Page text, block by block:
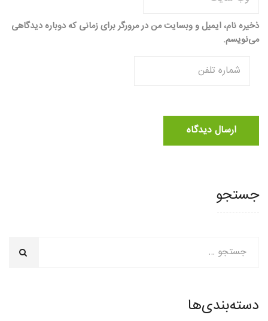
ذخیره نام، ایمیل و وبسایت من در مرورگر برای زمانی که دوباره دیدگاهی
می‌نویسم.
جستجو
دسته‌بندی‌ها